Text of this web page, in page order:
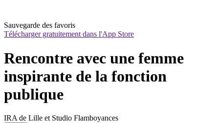
Sauvegarde des favoris
Télécharger gratuitement dans l'App Store
Rencontre avec une femme
inspirante de la fonction
publique
IRA de Lille et Studio Flamboyances